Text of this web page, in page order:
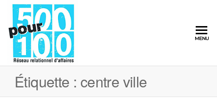
MENU
Étiquette : centre ville